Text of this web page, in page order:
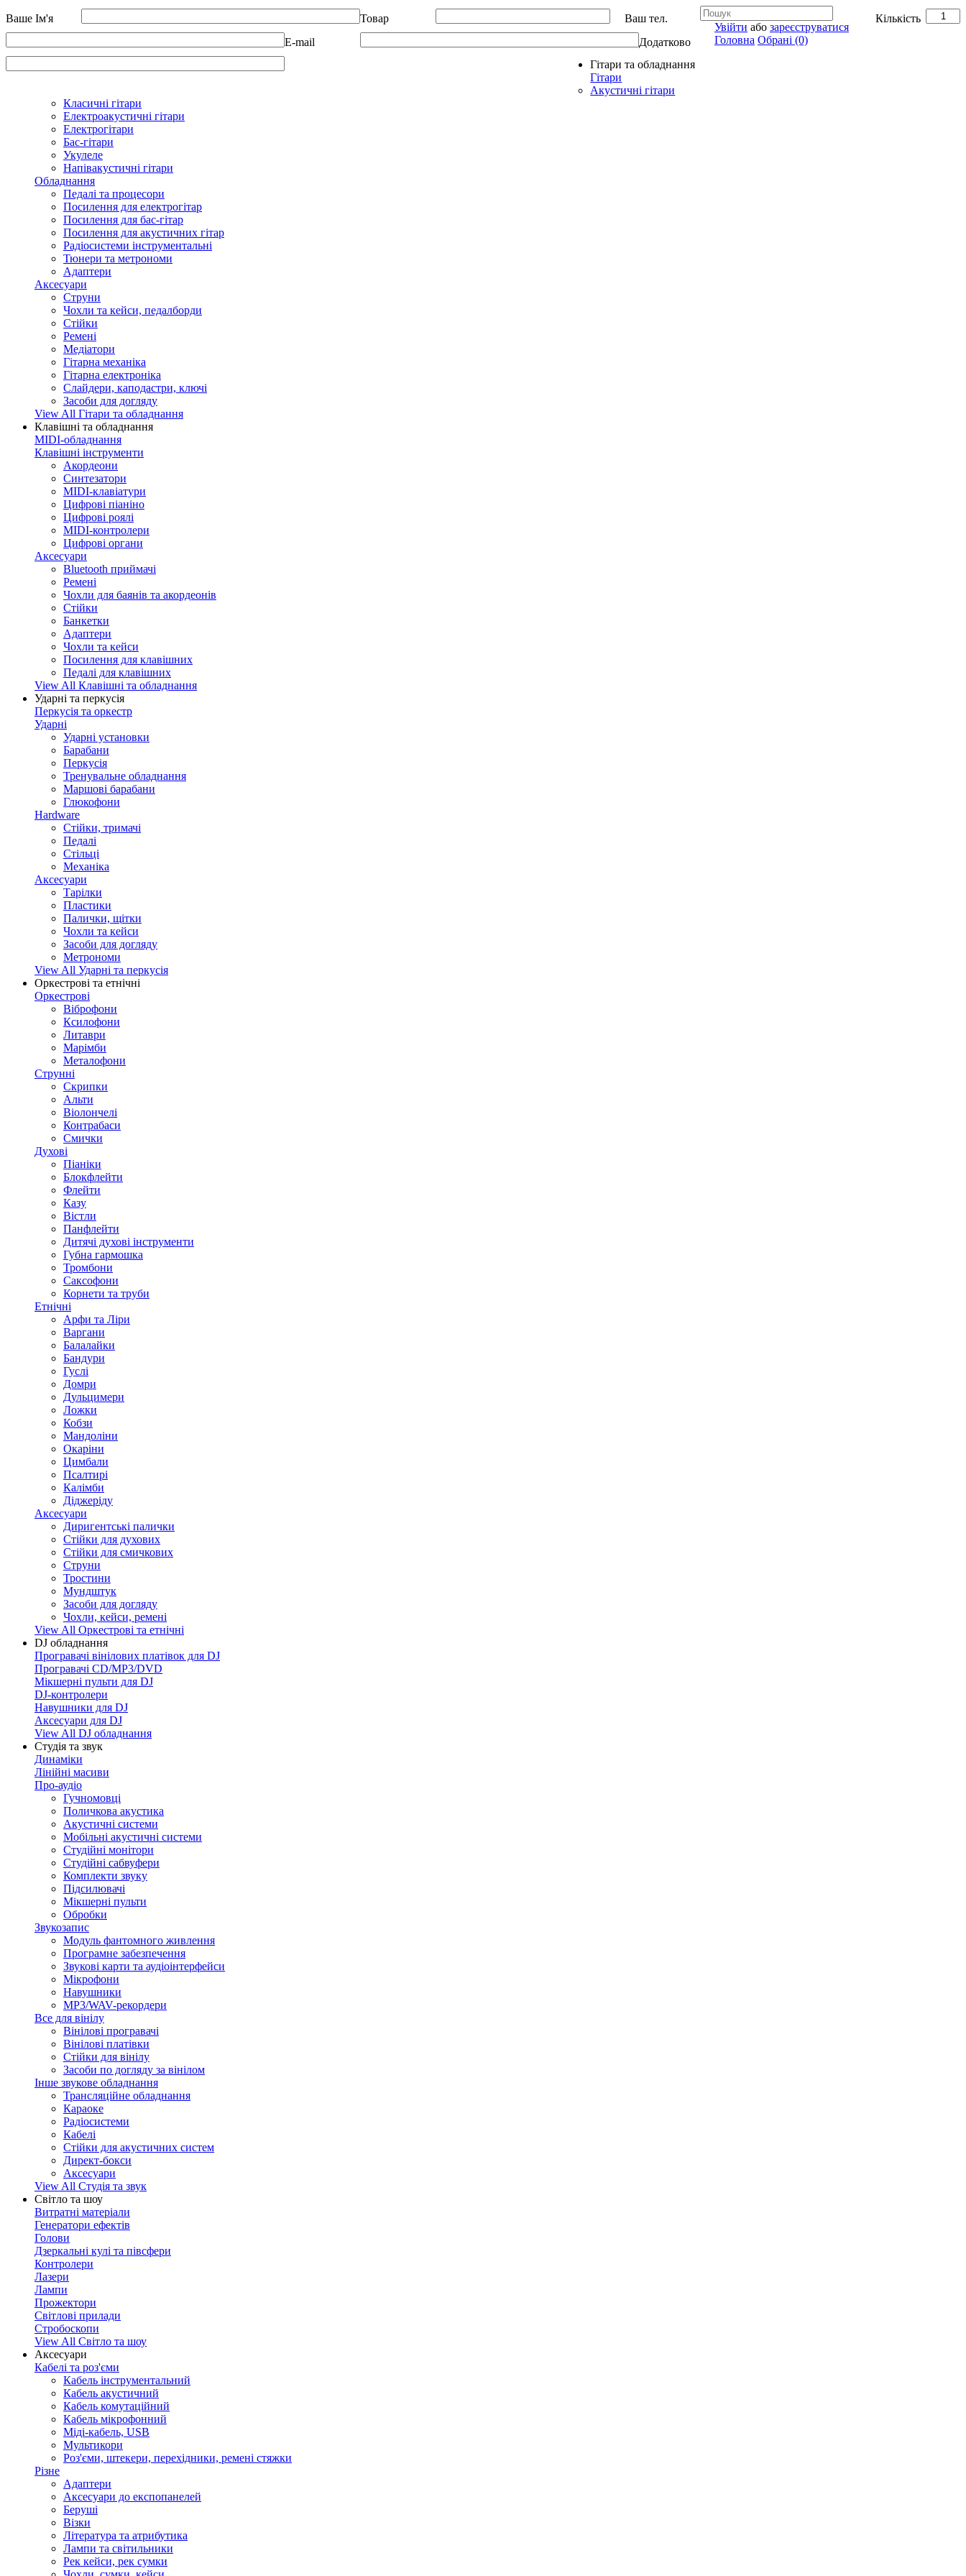
Ваше Ім'я Товар Кількість
Ваш тел.
E-mail
Додатково
Allegro - Music: Музичні інструменти в Україні
Увійти або зареєструватися
Головна Обрані (0)
Гітари та обладнання
Гітари
Акустичні гітари
Класичні гітари
Електроакустичні гітари
Електрогітари
Бас-гітари
Укулеле
Напівакустичні гітари
Обладнання
Педалі та процесори
Посилення для електрогітар
Посилення для бас-гітар
Посилення для акустичних гітар
Радіосистеми інструментальні
Тюнери та метрономи
Адаптери
Аксесуари
Струни
Чохли та кейси, педалборди
Стійки
Ремені
Медіатори
Гітарна механіка
Гітарна електроніка
Слайдери, каподастри, ключі
Засоби для догляду
View All Гітари та обладнання
Клавішні та обладнання
MIDI-обладнання
Клавішні інструменти
Акордеони
Синтезатори
MIDI-клавіатури
Цифрові піаніно
Цифрові роялі
MIDI-контролери
Цифрові органи
Аксесуари
Bluetooth приймачі
Ремені
Чохли для баянів та акордеонів
Стійки
Банкетки
Адаптери
Чохли та кейси
Посилення для клавішних
Педалі для клавішних
View All Клавішні та обладнання
Ударні та перкусія
Перкусія та оркестр
Ударні
Ударні установки
Барабани
Перкусія
Тренувальне обладнання
Маршові барабани
Глюкофони
Hardware
Стійки, тримачі
Педалі
Стільці
Механіка
Аксесуари
Тарілки
Пластики
Палички, щітки
Чохли та кейси
Засоби для догляду
Метрономи
View All Ударні та перкусія
Оркестрові та етнічні
Оркестрові
Віброфони
Ксилофони
Литаври
Марімби
Металофони
Струнні
Скрипки
Альти
Віолончелі
Контрабаси
Смички
Духові
Піаніки
Блокфлейти
Флейти
Казу
Вістли
Панфлейти
Дитячі духові інструменти
Губна гармошка
Тромбони
Саксофони
Корнети та труби
Етнічні
Арфи та Ліри
Варгани
Балалайки
Бандури
Гуслі
Домри
Дульцимери
Ложки
Кобзи
Мандоліни
Окаріни
Цимбали
Псалтирі
Калімби
Діджеріду
Аксесуари
Диригентські палички
Стійки для духових
Стійки для смичкових
Струни
Тростини
Мундштук
Засоби для догляду
Чохли, кейси, ремені
View All Оркестрові та етнічні
DJ обладнання
Програвачі вінілових платівок для DJ
Програвачі CD/MP3/DVD
Мікшерні пульти для DJ
DJ-контролери
Навушники для DJ
Аксесуари для DJ
View All DJ обладнання
Студія та звук
Динаміки
Лінійні масиви
Про-аудіо
Гучномовці
Поличкова акустика
Акустичні системи
Мобільні акустичні системи
Студійні монітори
Студійні сабвуфери
Комплекти звуку
Підсилювачі
Мікшерні пульти
Обробки
Звукозапис
Модуль фантомного живлення
Програмне забезпечення
Звукові карти та аудіоінтерфейси
Мікрофони
Навушники
MP3/WAV-рекордери
Все для вінілу
Вінілові програвачі
Вінілові платівки
Стійки для вінілу
Засоби по догляду за вінілом
Інше звукове обладнання
Трансляційне обладнання
Караоке
Радіосистеми
Кабелі
Стійки для акустичних систем
Директ-бокси
Аксесуари
View All Студія та звук
Світло та шоу
Витратні матеріали
Генератори ефектів
Голови
Дзеркальні кулі та півсфери
Контролери
Лазери
Лампи
Прожектори
Світлові прилади
Стробоскопи
View All Світло та шоу
Аксесуари
Кабелі та роз'єми
Кабель інструментальний
Кабель акустичний
Кабель комутаційний
Кабель мікрофонний
Міді-кабель, USB
Мультикори
Роз'єми, штекери, перехідники, ремені стяжки
Різне
Адаптери
Аксесуари до експопанелей
Беруші
Візки
Література та атрибутика
Лампи та світильники
Рек кейси, рек сумки